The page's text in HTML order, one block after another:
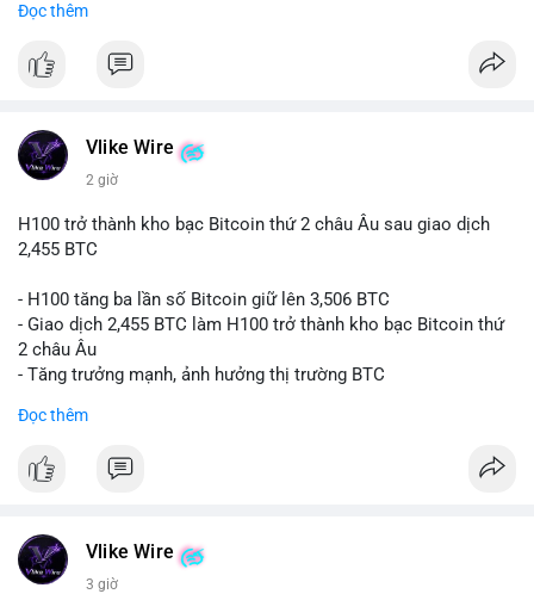
📰 Nguồn: CoinDesk
Đọc thêm
Vlike Wire
2 giờ
H100 trở thành kho bạc Bitcoin thứ 2 châu Âu sau giao dịch
2,455 BTC
- H100 tăng ba lần số Bitcoin giữ lên 3,506 BTC
- Giao dịch 2,455 BTC làm H100 trở thành kho bạc Bitcoin thứ
2 châu Âu
- Tăng trưởng mạnh, ảnh hưởng thị trường BTC
#binancesquare
$btc
📰 Nguồn: Cointelegraph
Đọc thêm
Vlike Wire
3 giờ